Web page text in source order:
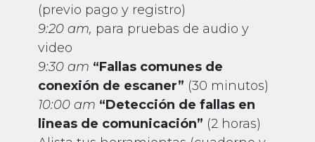
(previo pago y registro)
9:20 am, para pruebas de audio y
video
9:30 am “Fallas comunes de
conexión de escaner” (30 minutos)
10:00 am “Detección de fallas en
lineas de comunicación” (2 horas)